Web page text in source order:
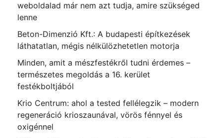
weboldalad már nem azt tudja, amire szükséged
lenne
Beton-Dimenzió Kft.: A budapesti építkezések
láthatatlan, mégis nélkülözhetetlen motorja
Minden, amit a mészfestékről tudni érdemes –
természetes megoldás a 16. kerület
festékboltjából
Krio Centrum: ahol a tested fellélegzik – modern
regeneráció krioszaunával, vörös fénnyel és
oxigénnel